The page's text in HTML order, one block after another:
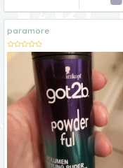
paramore